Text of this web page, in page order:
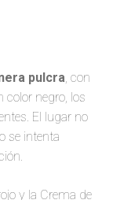
pulcra , con
negro, los
El lugar no
se intenta
y la Crema de